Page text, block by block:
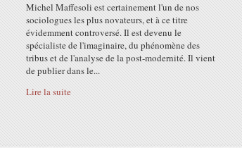
Michel Maffesoli est certainement l'un de nos
sociologues les plus novateurs, et à ce titre
évidemment controversé. Il est devenu le
spécialiste de l'imaginaire, du phénomène des
tribus et de l'analyse de la post-modernité. Il vient
de publier dans le...
Lire la suite